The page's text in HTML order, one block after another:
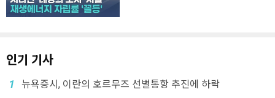
인기 기사
1 뉴욕증시, 이란의 호르무즈 선별통항 추진에 하락